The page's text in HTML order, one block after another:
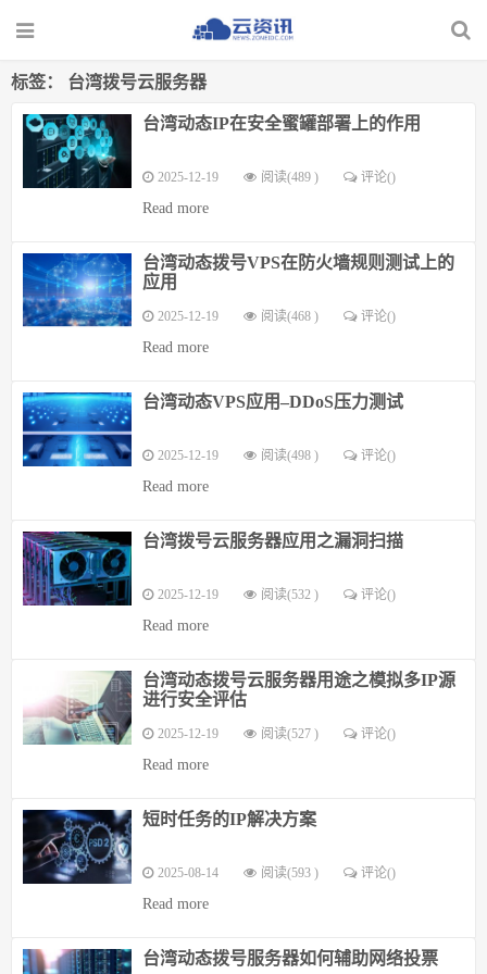
标签： 台湾拨号云服务器
台湾动态IP在安全蜜罐部署上的作用
2025-12-19 阅读(489 ) 评论()
Read more
台湾动态拨号VPS在防火墙规则测试上的
应用
2025-12-19 阅读(468 ) 评论()
Read more
台湾动态VPS应用–DDoS压力测试
2025-12-19 阅读(498 ) 评论()
Read more
台湾拨号云服务器应用之漏洞扫描
2025-12-19 阅读(532 ) 评论()
Read more
台湾动态拨号云服务器用途之模拟多IP源
进行安全评估
2025-12-19 阅读(527 ) 评论()
Read more
短时任务的IP解决方案
2025-08-14 阅读(593 ) 评论()
Read more
台湾动态拨号服务器如何辅助网络投票